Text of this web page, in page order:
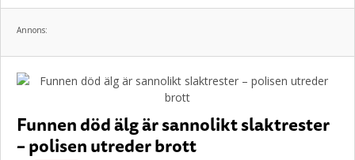
Annons:
Funnen död älg är sannolikt slaktrester
– polisen utreder brott